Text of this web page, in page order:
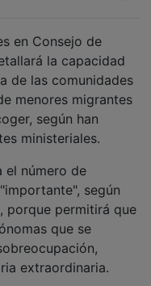
la capacidad
de las comunidades
menores migrantes
según han
ministeriales.
según
permitirá que
que se
extraordinaria.